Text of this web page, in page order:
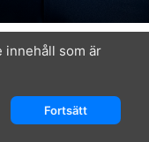
orelaterade
börjar de
konspiration
makthavarna i
I rollerna: Russell
Bomer, Margaret
innehåll som är
Fortsätt